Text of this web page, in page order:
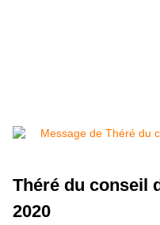
Théré du conseil
2020